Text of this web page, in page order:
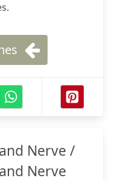
Nerve /
Nerve